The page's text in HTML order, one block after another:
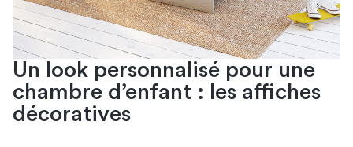
Un look personnalisé pour une
chambre d’enfant​ : les affiches
décoratives